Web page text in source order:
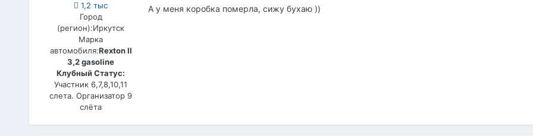
1,2 тыс
Город
(регион):Иркутск
Марка
автомобиля:Rexton II
3,2 gasoline
Клубный Статус:
Участник 6,7,8,10,11
слета. Организатор 9
слёта
А у меня коробка померла, сижу бухаю ))